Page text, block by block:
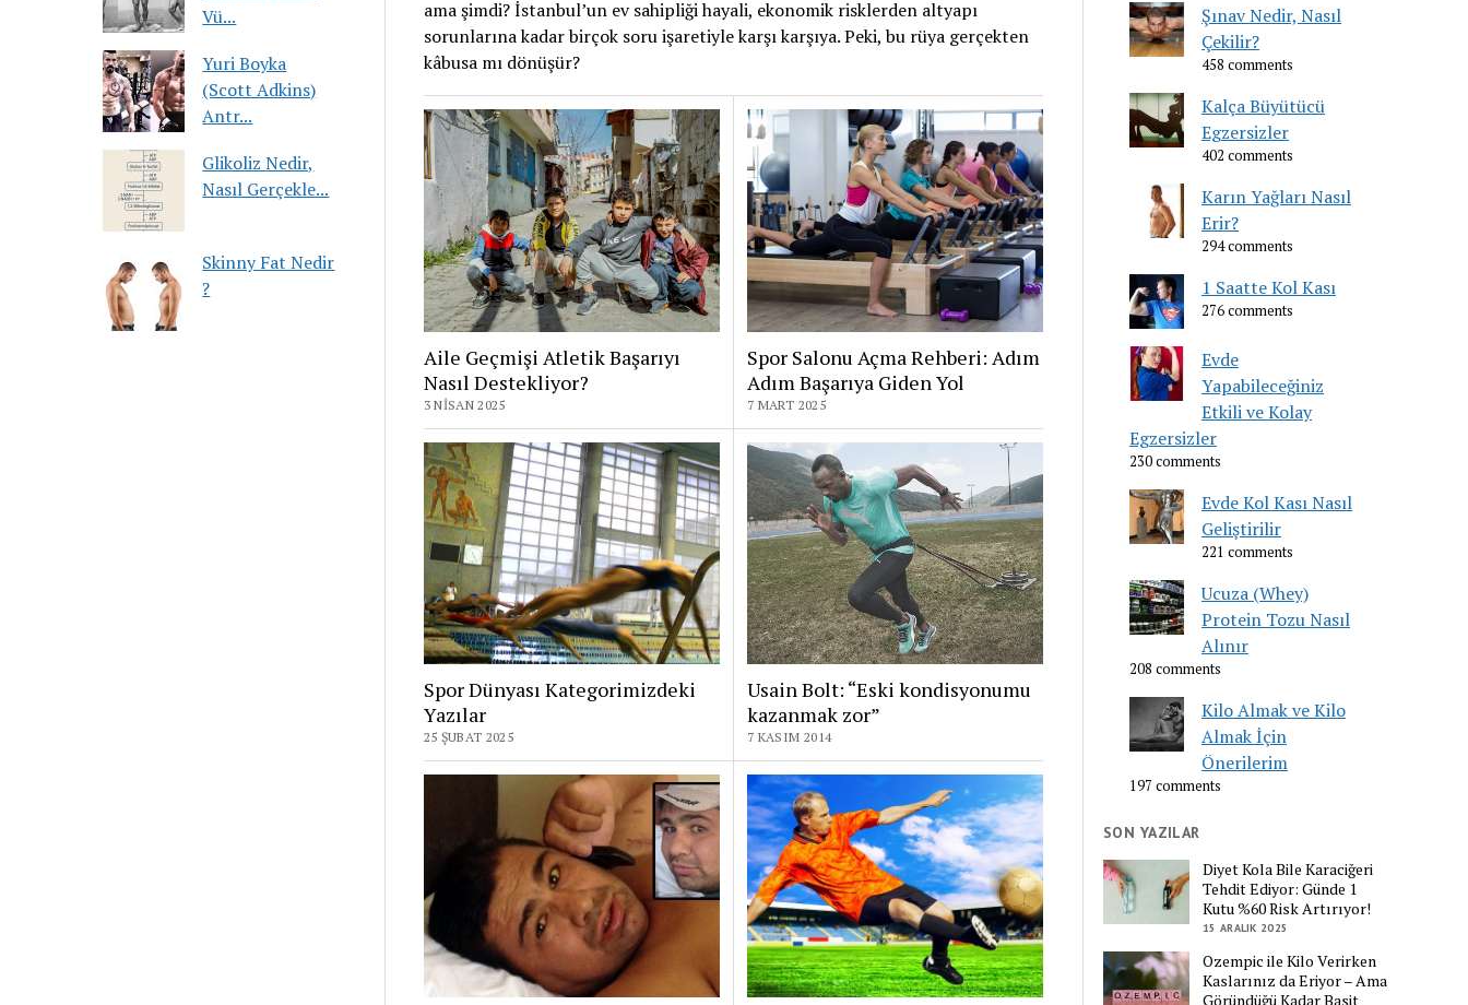
Vü...
Yuri Boyka
(Scott Adkins)
Antr...
Glikoliz Nedir,
Nasıl Gerçekle...
Skinny Fat Nedir
?
ama şimdi? İstanbul’un ev sahipliği hayali, ekonomik risklerden altyapı
sorunlarına kadar birçok soru işaretiyle karşı karşıya. Peki, bu rüya gerçekten
kâbusa mı dönüşür?
Aile Geçmişi Atletik Başarıyı
Nasıl Destekliyor?
3 NISAN 2025
Spor Salonu Açma Rehberi: Adım
Adım Başarıya Giden Yol
7 MART 2025
Spor Dünyası Kategorimizdeki
Yazılar
25 ŞUBAT 2025
Usain Bolt: “Eski kondisyonumu
kazanmak zor”
7 KASIM 2014
Şınav Nedir, Nasıl
Çekilir?
458 comments
Kalça Büyütücü
Egzersizler
402 comments
Karın Yağları Nasıl
Erir?
294 comments
1 Saatte Kol Kası
276 comments
Evde
Yapabileceğiniz
Etkili ve Kolay
Egzersizler
230 comments
Evde Kol Kası Nasıl
Geliştirilir
221 comments
Ucuza (Whey)
Protein Tozu Nasıl
Alınır
208 comments
Kilo Almak ve Kilo
Almak İçin
Önerilerim
197 comments
SON YAZILAR
Diyet Kola Bile Karaciğeri
Tehdit Ediyor: Günde 1
Kutu %60 Risk Artırıyor!
15 ARALIK 2025
Ozempic ile Kilo Verirken
Kaslarınız da Eriyor – Ama
Göründüğü Kadar Basit